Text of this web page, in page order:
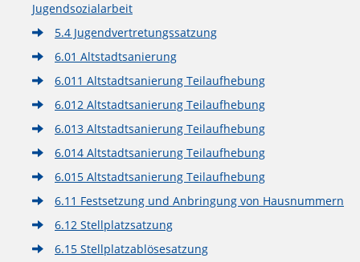
Jugendsozialarbeit
5.4 Jugendvertretungssatzung
6.01 Altstadtsanierung
6.011 Altstadtsanierung Teilaufhebung
6.012 Altstadtsanierung Teilaufhebung
6.013 Altstadtsanierung Teilaufhebung
6.014 Altstadtsanierung Teilaufhebung
6.015 Altstadtsanierung Teilaufhebung
6.11 Festsetzung und Anbringung von Hausnummern
6.12 Stellplatzsatzung
6.15 Stellplatzablösesatzung